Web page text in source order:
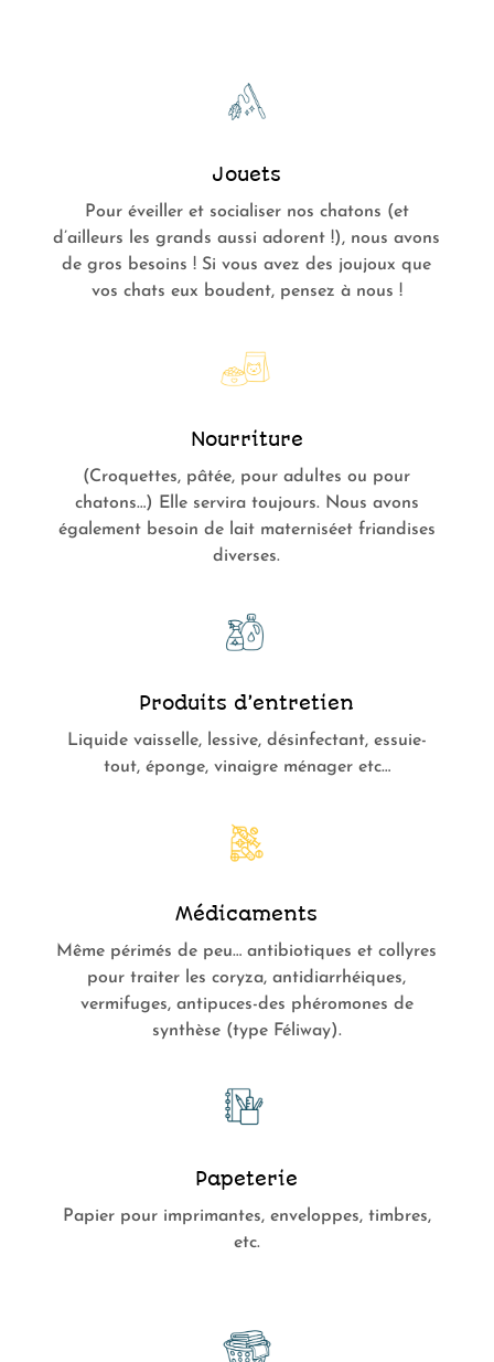
Jouets
Pour éveiller et socialiser nos chatons (et
d’ailleurs les grands aussi adorent !), nous avons
de gros besoins ! Si vous avez des joujoux que
vos chats eux boudent, pensez à nous !
Nourriture
(Croquettes, pâtée, pour adultes ou pour
chatons…) Elle servira toujours. Nous avons
également besoin de lait materniséet friandises
diverses.
Produits d’entretien
Liquide vaisselle, lessive, désinfectant, essuie-
tout, éponge, vinaigre ménager etc…
Médicaments
Même périmés de peu… antibiotiques et collyres
pour traiter les coryza, antidiarrhéiques,
vermifuges, antipuces-des phéromones de
synthèse (type Féliway).
Papeterie
Papier pour imprimantes, enveloppes, timbres,
etc.